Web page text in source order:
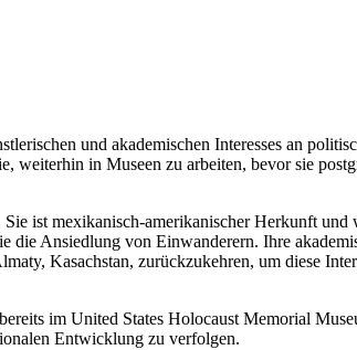
und akademischen Interesses an
weiterhin in Museen zu arbeiten, bevor sie
ist mexikanisch-amerikanischer Herkunft
Ansiedlung von Einwanderern. Ihre
Kasachstan, zurückzukehren, um diese
im United States Holocaust Memorial
Entwicklung zu verfolgen.